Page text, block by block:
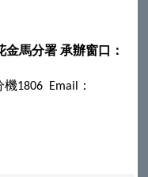
金馬分署 承辦窗口：
機1806 Email ：